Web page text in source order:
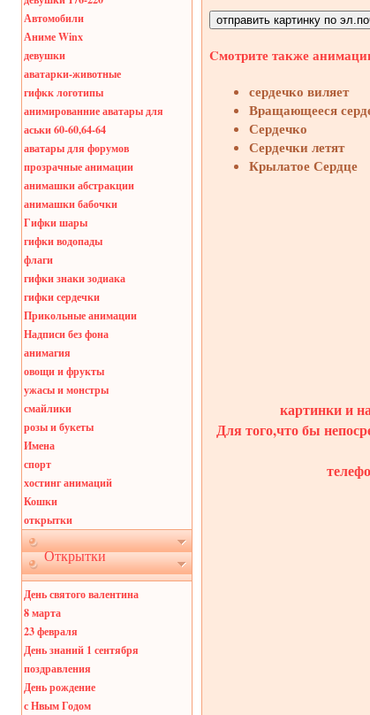
Автомобили
Аниме Winx
девушки
аватарки-животные
гифкк логотипы
анимированние аватары для
аськи 60-60,64-64
аватары для форумов
прозрачные анимации
анимашки абстракции
анимашки бабочки
Гифки шары
гифки водопады
флаги
гифки знаки зодиака
гифки сердечки
Прикольные анимации
Надписи без фона
анимагия
овощи и фрукты
ужасы и монстры
смайлики
розы и букеты
Имена
спорт
хостинг анимаций
Кошки
открытки
Открытки
День святого валентина
8 марта
23 февраля
День знаний 1 сентября
поздравления
День рождение
с Нвым Годом
Cмотрите также
сердечко виляет
Вращающееся
Сердечко
Сердечки летят
Крылатое Сердце
картинки и
Для того,что бы